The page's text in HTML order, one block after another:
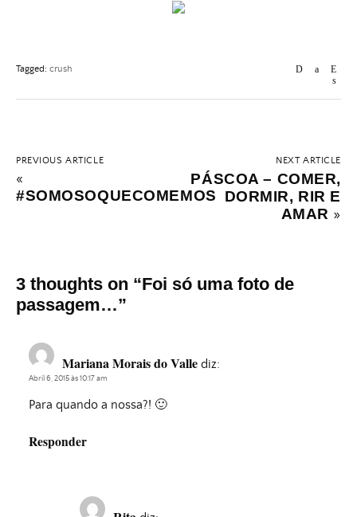
Tagged: crush
PREVIOUS ARTICLE
«
#SOMOSOQUECOMEMOS
NEXT ARTICLE
PÁSCOA – COMER,
DORMIR, RIR E
AMAR »
3 thoughts on “Foi só uma foto de
passagem…”
Mariana Morais do Valle diz:
Abril 6, 2015 às 10:17 am
Para quando a nossa?! 🙂
Responder